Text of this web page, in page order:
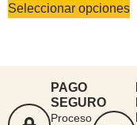
Seleccionar opciones
PAGO
SEGURO
Proceso